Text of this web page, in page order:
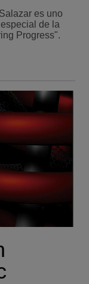
es uno
de la
Progress".